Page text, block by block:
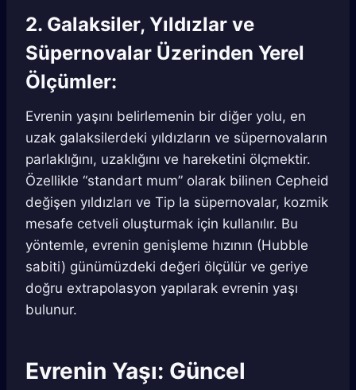
2. Galaksiler, Yıldızlar ve
Süpernovalar Üzerinden Yerel
Ölçümler:
Evrenin yaşını belirlemenin bir diğer yolu, en
uzak galaksilerdeki yıldızların ve süpernovaların
parlaklığını, uzaklığını ve hareketini ölçmektir.
Özellikle “standart mum” olarak bilinen Cepheid
değişen yıldızları ve Tip Ia süpernovalar, kozmik
mesafe cetveli oluşturmak için kullanılır. Bu
yöntemle, evrenin genişleme hızının (Hubble
sabiti) günümüzdeki değeri ölçülür ve geriye
doğru extrapolasyon yapılarak evrenin yaşı
bulunur.
Evrenin Yaşı: Güncel